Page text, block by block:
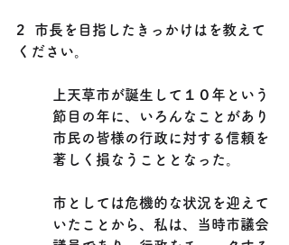
2  市長を目指したきっかけはを教えて
ください。
上天草市が誕生して１０年という
節目の年に、いろんなことがあり
市民の皆様の行政に対する信頼を
著しく損なうこととなった。
市としては危機的な状況を迎えて
いたことから、私は、当時市議会